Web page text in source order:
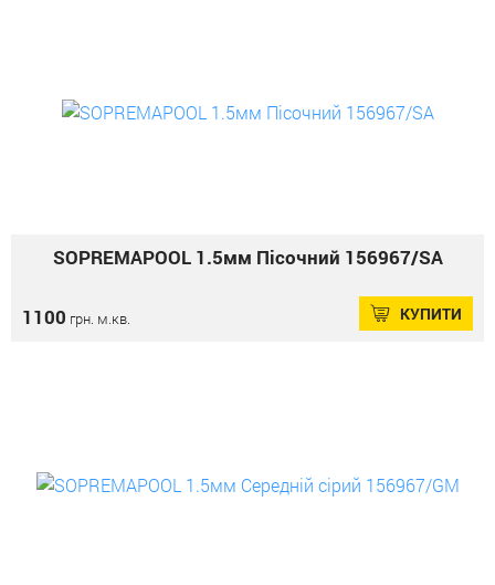
SOPREMAPOOL 1.5мм Пісочний 156967/SA
1100 грн. м.кв. КУПИТИ